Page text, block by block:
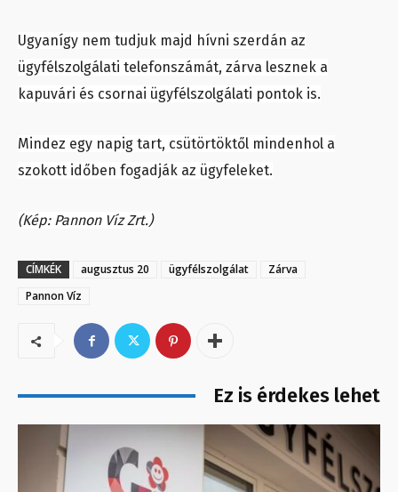
Ugyanígy nem tudjuk majd hívni szerdán az
ügyfélszolgálati telefonszámát, zárva lesznek a
kapuvári és csornai ügyfélszolgálati pontok is.
Mindez egy napig tart, csütörtöktől mindenhol a
szokott időben fogadják az ügyfeleket.
(Kép: Pannon Víz Zrt.)
CÍMKÉK augusztus 20 ügyfélszolgálat
Zárva
Pannon Víz
Ez is érdekes lehet